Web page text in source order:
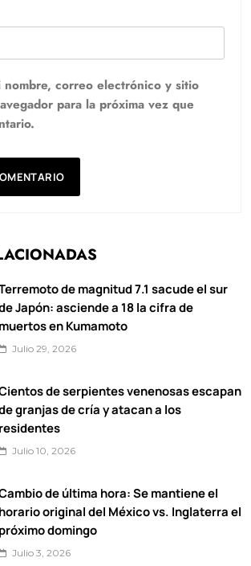
nombre, correo electrónico y sitio
para la próxima vez que
de magnitud 7.1 sacude el sur
Japón: asciende a 18 la cifra de
muertos en Kumamoto
Julio 29, 2026
de serpientes venenosas escapan
granjas de cría y atacan a los
residentes
Julio 10, 2026
de última hora: Se mantiene el
horario original del México vs. Inglaterra el
próximo domingo
Julio 3, 2026